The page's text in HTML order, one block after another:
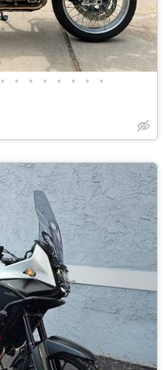
• • • • • • • •